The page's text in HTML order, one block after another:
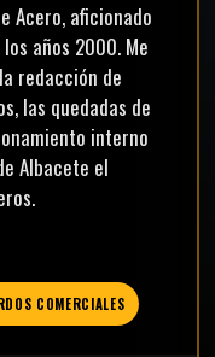
Acero, aficionado
años 2000. Me
redacción de
las quedadas de
interno
Albacete el
COMERCIALES